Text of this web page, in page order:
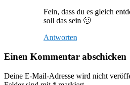
Fein, dass du es gleich
soll das sein 🙂
Antworten
Einen Kommentar abschicken
Deine E-Mail-Adresse wird nicht